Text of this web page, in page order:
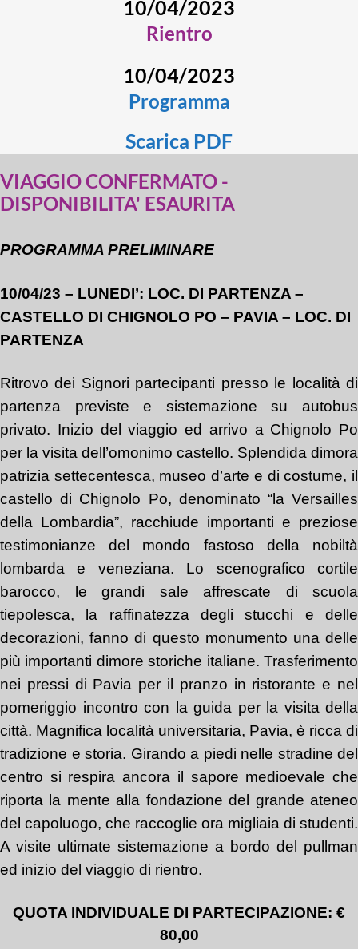
10/04/2023
Rientro
10/04/2023
Programma
Scarica PDF
VIAGGIO CONFERMATO -
DISPONIBILITA' ESAURITA
PROGRAMMA PRELIMINARE
10/04/23 – LUNEDI’: LOC. DI PARTENZA –
CASTELLO DI CHIGNOLO PO – PAVIA – LOC. DI
PARTENZA
Ritrovo dei Signori partecipanti presso le località di
partenza previste e sistemazione su autobus
privato. Inizio del viaggio ed arrivo a Chignolo Po
per la visita dell’omonimo castello. Splendida dimora
patrizia settecentesca, museo d’arte e di costume, il
castello di Chignolo Po, denominato “la Versailles
della Lombardia”, racchiude importanti e preziose
testimonianze del mondo fastoso della nobiltà
lombarda e veneziana. Lo scenografico cortile
barocco, le grandi sale affrescate di scuola
tiepolesca, la raffinatezza degli stucchi e delle
decorazioni, fanno di questo monumento una delle
più importanti dimore storiche italiane. Trasferimento
nei pressi di Pavia per il pranzo in ristorante e nel
pomeriggio incontro con la guida per la visita della
città. Magnifica località universitaria, Pavia, è ricca di
tradizione e storia. Girando a piedi nelle stradine del
centro si respira ancora il sapore medioevale che
riporta la mente alla fondazione del grande ateneo
del capoluogo, che raccoglie ora migliaia di studenti.
A visite ultimate sistemazione a bordo del pullman
ed inizio del viaggio di rientro.
QUOTA INDIVIDUALE DI PARTECIPAZIONE: €
80,00